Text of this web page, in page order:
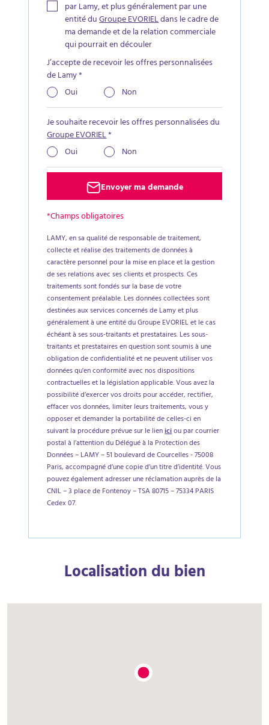
par Lamy, et plus généralement par une
entité duGroupe EVORIELdans le cadre de
ma demande et de la relation commerciale
qui pourrait en découler
J’accepte de recevoir les offres personnalisées
de Lamy*
Oui
Non
Je souhaite recevoir les offres personnalisées du
Groupe EVORIEL*
Oui
Non
Envoyer ma demande
*Champs obligatoires
LAMY, en sa qualité de responsable de traitement,
collecte et réalise des traitements de données à
caractère personnel pour la mise en place et la gestion
de ses relations avec ses clients et prospects. Ces
traitements sont fondés sur la base de votre
consentement préalable. Les données collectées sont
destinées aux services concernés de Lamy et plus
généralement à une entité du Groupe EVORIEL et le cas
échéant à ses sous-traitants et prestataires. Les sous-
traitants et prestataires en question sont soumis à une
obligation de confidentialité et ne peuvent utiliser vos
données qu'en conformité avec nos dispositions
contractuelles et la législation applicable. Vous avez la
possibilité d’exercer vos droits pour accéder, rectifier,
effacer vos données, limiter leurs traitements, vous y
opposer et demander la portabilité de celles-ci en
suivant la procédure prévue sur le lieniciou par courrier
postal à l’attention du Délégué à la Protection des
Données – LAMY – 51 boulevard de Courcelles - 75008
Paris, accompagné d’une copie d’un titre d’identité. Vous
pouvez également adresser une réclamation auprès de la
CNIL – 3 place de Fontenoy – TSA 80715 – 75334 PARIS
Cedex 07.
Localisation du bien